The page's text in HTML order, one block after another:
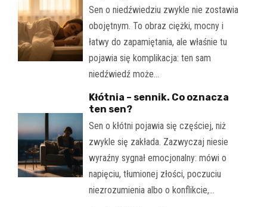
Sen o niedźwiedziu zwykle nie zostawia
obojętnym. To obraz ciężki, mocny i
łatwy do zapamiętania, ale właśnie tu
pojawia się komplikacja: ten sam
niedźwiedź może…
Kłótnia – sennik. Co oznacza
ten sen?
Sen o kłótni pojawia się częściej, niż
zwykle się zakłada. Zazwyczaj niesie
wyraźny sygnał emocjonalny: mówi o
napięciu, tłumionej złości, poczuciu
niezrozumienia albo o konflikcie,…